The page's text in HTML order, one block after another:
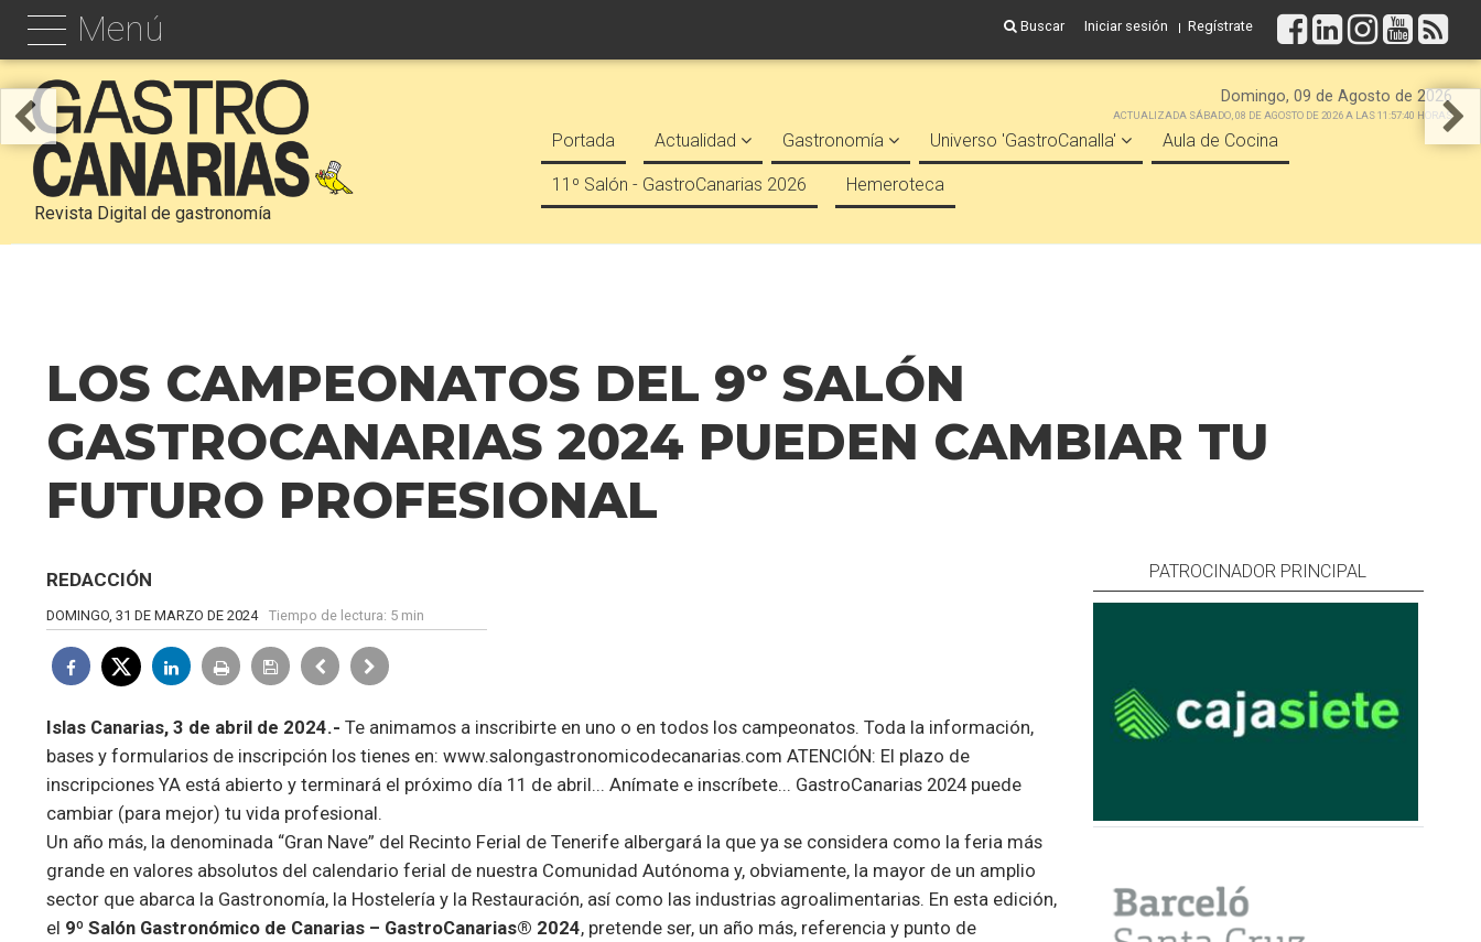
Menú Buscar Iniciar sesión Regístrate
Revista Digital de gastronomía
Domingo, 09 de Agosto de 2026
ACTUALIZADA SÁBADO, 08 DE AGOSTO DE 2026 A LAS 11:57:40 HORAS
Portada Actualidad Gastronomía Universo 'GastroCanalla' Aula de Cocina
11º Salón - GastroCanarias 2026 Hemeroteca
LOS CAMPEONATOS DEL 9º SALÓN
GASTROCANARIAS 2024 PUEDEN CAMBIAR TU
FUTURO PROFESIONAL
REDACCIÓN
DOMINGO, 31 DE MARZO DE 2024 Tiempo de lectura: 5 min
Islas Canarias, 3 de abril de 2024.- Te animamos a inscribirte en uno o en todos los campeonatos. Toda la información,
bases y formularios de inscripción los tienes en: www.salongastronomicodecanarias.com ATENCIÓN: El plazo de
inscripciones YA está abierto y terminará el próximo día 11 de abril... Anímate e inscríbete... GastroCanarias 2024 puede
cambiar (para mejor) tu vida profesional.
Un año más, la denominada “Gran Nave” del Recinto Ferial de Tenerife albergará la que ya se considera como la feria más
grande en valores absolutos del calendario ferial de nuestra Comunidad Autónoma y, obviamente, la mayor de un amplio
sector que abarca la Gastronomía, la Hostelería y la Restauración, así como las industrias agroalimentarias. En esta edición,
el 9º Salón Gastronómico de Canarias – GastroCanarias® 2024, pretende ser, un año más, referencia y punto de
PATROCINADOR PRINCIPAL